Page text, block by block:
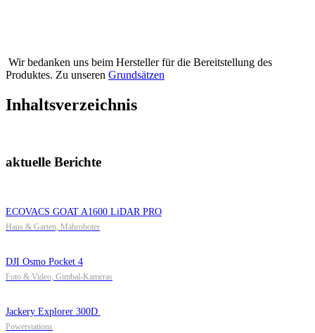
Wir bedanken uns beim Hersteller für die Bereitstellung des
Produktes. Zu unseren Grundsätzen
Inhaltsverzeichnis
aktuelle Berichte
ECOVACS GOAT A1600 LiDAR PRO
Haus & Garten, Mähroboter
DJI Osmo Pocket 4
Foto & Video, Gimbal-Kameras
Jackery Explorer 300D
Powerstations